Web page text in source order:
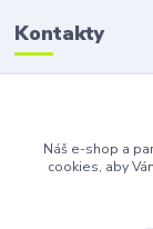
Kontakty
Petr
+420
(Po-Pá,
Náš e-shop a
cookies, aby